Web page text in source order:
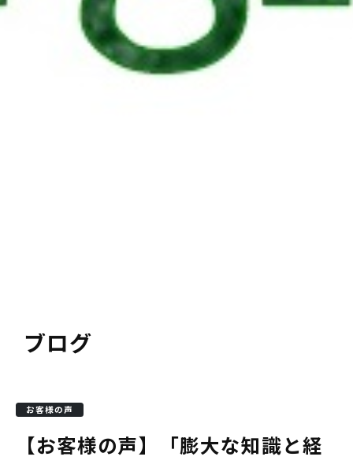
ブログ
お客様の声
【お客様の声】「膨大な知識と経